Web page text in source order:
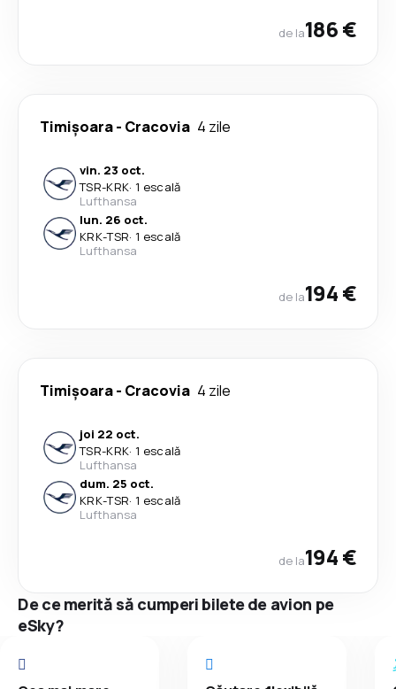
de la186 €
Timișoara- Cracovia 4 zile
vin. 23 oct.
TSR-KRK· 1 escală
Lufthansa
lun. 26 oct.
KRK-TSR· 1 escală
Lufthansa
de la194 €
Timișoara- Cracovia 4 zile
joi 22 oct.
TSR-KRK· 1 escală
Lufthansa
dum. 25 oct.
KRK-TSR· 1 escală
Lufthansa
de la194 €
De ce merită să cumperi bilete de avion pe
eSky?